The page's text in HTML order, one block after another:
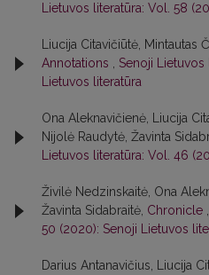
Lietuvos literatūra: Vol. 58
Liucija Citavičiūtė, Mintautas
Annotations , Senoji Lietuvos
Lietuvos literatūra
Ona Aleknavičienė, Liucija
Nijolė Raudytė, Žavinta
Lietuvos literatūra: Vol. 46
Živilė Nedzinskaitė, Ona
Žavinta Sidabraitė, Chronicle ,
50 (2020): Senoji Lietuvos
Darius Antanavičius, Liucija